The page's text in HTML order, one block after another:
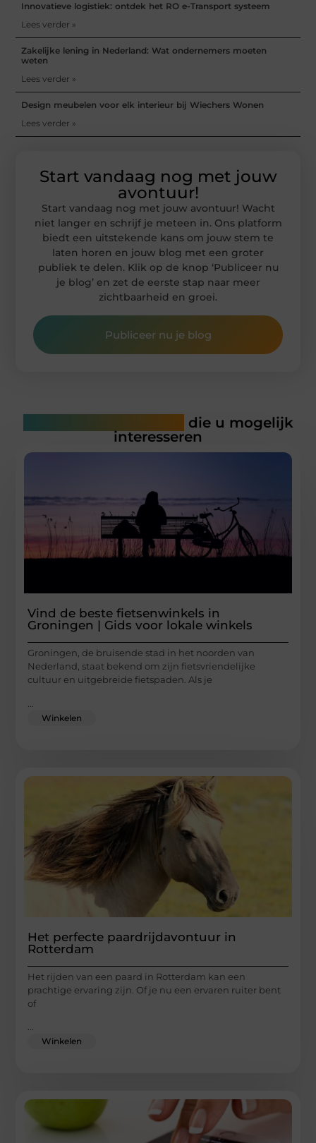
Innovatieve logistiek: ontdek het RO e-Transport systeem
Lees verder »
Zakelijke lening in Nederland: Wat ondernemers moeten
weten
Lees verder »
Design meubelen voor elk interieur bij Wiechers Wonen
Lees verder »
Start vandaag nog met jouw
avontuur!
Start vandaag nog met jouw avontuur! Wacht
niet langer en schrijf je meteen in. Ons platform
biedt een uitstekende kans om jouw stem te
laten horen en jouw blog met een groter
publiek te delen. Klik op de knop ‘Publiceer nu
je blog’ en zet de eerste stap naar meer
zichtbaarheid en groei.
Publiceer nu je blog
die u mogelijk
interesseren
Vind de beste fietsenwinkels in
Groningen | Gids voor lokale winkels
Groningen, de bruisende stad in het noorden van
Nederland, staat bekend om zijn fietsvriendelijke
cultuur en uitgebreide fietspaden. Als je
Winkelen
Het perfecte paardrijdavontuur in
Rotterdam
Het rijden van een paard in Rotterdam kan een
prachtige ervaring zijn. Of je nu een ervaren ruiter bent
of
Winkelen